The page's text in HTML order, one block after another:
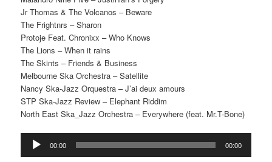
Jr Thomas & The Volcanos – Beware
The Frightnrs – Sharon
Protoje Feat. Chronixx – Who Knows
The Lions – When it rains
The Skints – Friends & Business
Melbourne Ska Orchestra – Satellite
Nancy Ska-Jazz Orquestra – J’ai deux amours
STP Ska-Jazz Review – Elephant Riddim
North East Ska_Jazz Orchestra – Everywhere (feat. Mr.T-Bone)
Reproductor
d'àudio
00:00 00:00